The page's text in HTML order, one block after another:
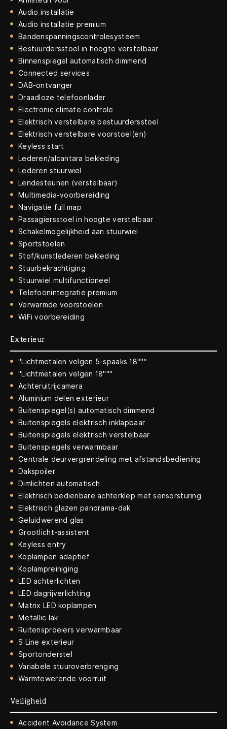
Audio installatie
Audio installatie premium
Bandenspanningscontrolesysteem
Bestuurdersstoel in hoogte verstelbaar
Binnenspiegel automatisch dimmend
Connected services
DAB-ontvanger
Draadloze telefoonlader
Electronic climate controle
Elektrisch verstelbare bestuurdersstoel
Elektrisch verstelbare voorstoel(en)
Keyless start
Lederen/alcantara bekleding
Lederen stuurwiel
Lendesteunen (verstelbaar)
Multimedia-voorbereiding
Navigatie full map
Passagiersstoel in hoogte verstelbaar
Schakelmogelijkheid aan stuurwiel
Sportstoelen
Stof/kunstlederen bekleding
Stuurbekrachtiging
Stuurwiel multifunctioneel
Telefoonintegratie premium
Verwarmde voorstoelen
WiFi voorbereiding
Exterieur
"Lichtmetalen velgen 5-spaaks 18"""
"Lichtmetalen velgen 18"""
Achteruitrijcamera
Aluminium delen exterieur
Buitenspiegel(s) automatisch dimmend
Buitenspiegels elektrisch inklapbaar
Buitenspiegels elektrisch verstelbaar
Buitenspiegels verwarmbaar
Centrale deurvergrendeling met afstandsbediening
Dakspoiler
Dimlichten automatisch
Elektrisch bedienbare achterklep met sensorsturing
Elektrisch glazen panorama-dak
Geluidwerend glas
Grootlicht-assistent
Keyless entry
Koplampen adaptief
Koplampreiniging
LED achterlichten
LED dagrijverlichting
Matrix LED koplampen
Metallic lak
Ruitensproeiers verwarmbaar
S Line exterieur
Sportonderstel
Variabele stuuroverbrenging
Warmtewerende voorruit
Veiligheid
Accident Avoidance System